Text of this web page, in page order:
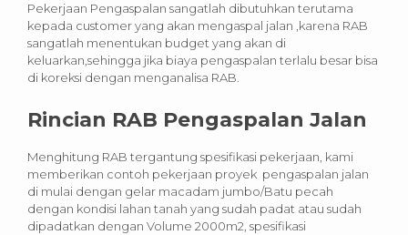
Pekerjaan Pengaspalan sangatlah dibutuhkan terutama
kepada customer yang akan mengaspal jalan ,karena RAB
sangatlah menentukan budget yang akan di
keluarkan,sehingga jika biaya pengaspalan terlalu besar bisa
di koreksi dengan menganalisa RAB.
Rincian RAB Pengaspalan Jalan
Menghitung RAB tergantung spesifikasi pekerjaan, kami
memberikan contoh pekerjaan proyek pengaspalan jalan
di mulai dengan gelar macadam jumbo/Batu pecah
dengan kondisi lahan tanah yang sudah padat atau sudah
dipadatkan dengan Volume 2000m2, spesifikasi